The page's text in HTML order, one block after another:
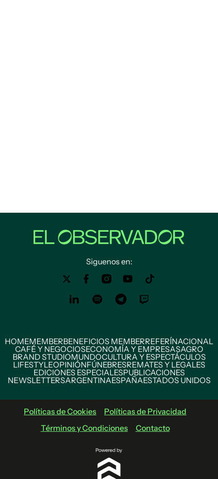
Siguenos en:
HOMEMEMBERBENEFICIOS MEMBERREFERÍNACIONAL
CAFÉ Y NEGOCIOSECONOMÍA Y EMPRESASAGRO
BRAND STUDIOMUNDOCULTURA Y ESPECTÁCULOS
LIFESTYLEOPINIÓNFÚNEBRESREMATES Y LEGALES
EDICIONES ESPECIALESPUBLICACIONES
NEWSLETTERSARGENTINAESPAÑAESTADOS UNIDOS
Políticas de Cookies
Políticas de Privacidad
Términos y Condiciones
Contacto